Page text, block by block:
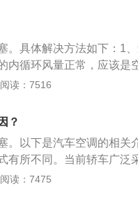
很容易积累污垢。如果车
上大量的灰尘，树叶等。
的风量也会减少。3、附
到鼓风机，如果附加气管
就相应减少。
。具体解决方法如下：1
内循环风量正常，应该是
来解决。2、管道问题：如
芯，空调滤芯太脏，堵塞
阅读：7516
？
。以下是汽车空调的相关
有所不同。当前轿车广泛
、暖风散热器、离心式旋
阅读：7475